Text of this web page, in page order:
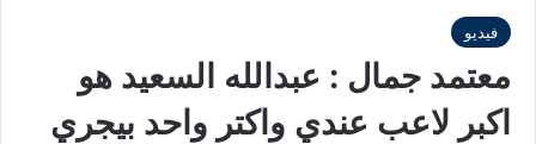
فيديو
معتمد جمال : عبدالله السعيد هو
اكبر لاعب عندي واكتر واحد بيجري